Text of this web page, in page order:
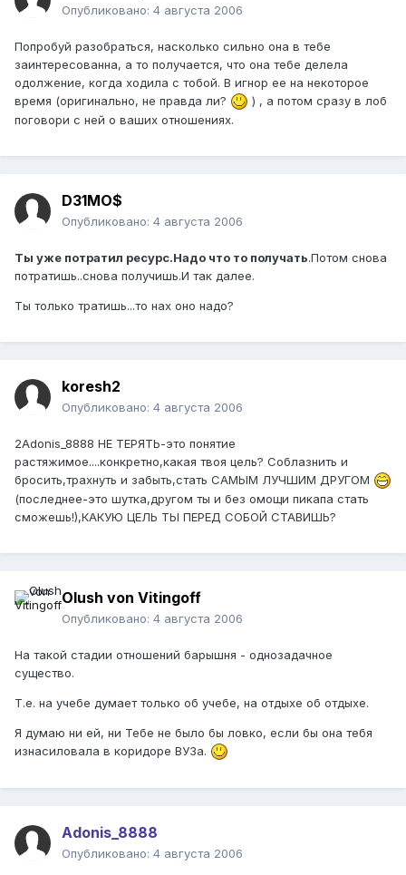
Опубликовано: 4 августа 2006
Попробуй разобраться, насколько сильно она в тебе
заинтересованна, а то получается, что она тебе делела
одолжение, когда ходила с тобой. В игнор ее на некоторое
время (оригинально, не правда ли?
) , а потом сразу в лоб
поговори с ней о ваших отношениях.
D31MO$
Опубликовано: 4 августа 2006
Ты уже потратил ресурс.Надо что то получать.Потом снова
потратишь..снова получишь.И так далее.
Ты только тратишь...то нах оно надо?
koresh2
Опубликовано: 4 августа 2006
2Adonis_8888 НЕ ТЕРЯТЬ-это понятие
растяжимое....конкретно,какая твоя цель? Соблазнить и
бросить,трахнуть и забыть,стать САМЫМ ЛУЧШИМ ДРУГОМ
(последнее-это шутка,другом ты и без омощи пикапа стать
сможешь!),КАКУЮ ЦЕЛЬ ТЫ ПЕРЕД СОБОЙ СТАВИШЬ?
Olush von Vitingoff
Опубликовано: 4 августа 2006
На такой стадии отношений барышня - однозадачное
существо.
Т.е. на учебе думает только об учебе, на отдыхе об отдыхе.
Я думаю ни ей, ни Тебе не было бы ловко, если бы она тебя
изнасиловала в коридоре ВУЗа.
Adonis_8888
Опубликовано: 4 августа 2006